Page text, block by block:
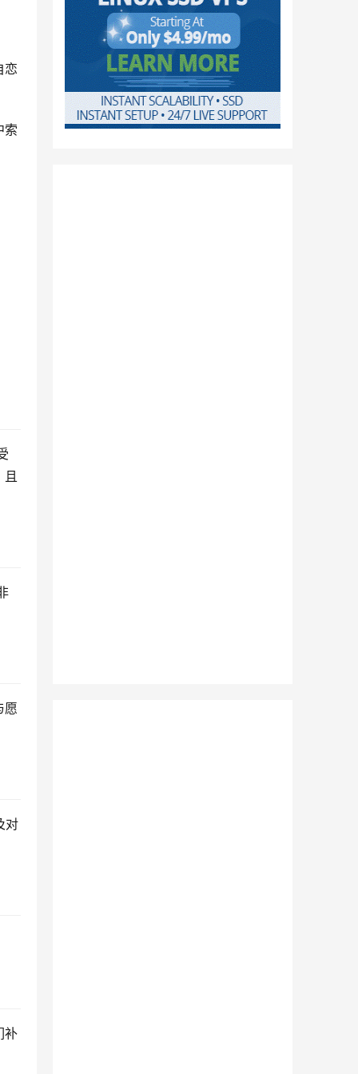
恋
索
且
愿
对
补